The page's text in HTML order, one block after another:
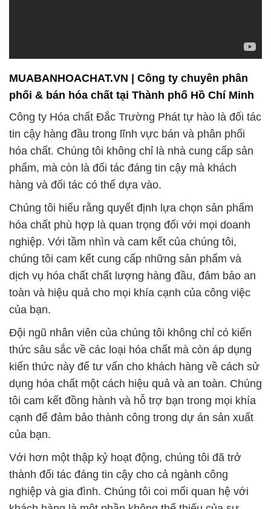
Chúng tôi hiểu rằng quyết định lựa chọn sản phẩm
hóa chất phù hợp là quan trọng đối với mọi doanh
nghiệp. Với tầm nhìn và cam kết của chúng tôi,
chúng tôi cam kết cung cấp những sản phẩm và
dịch vụ hóa chất chất lượng hàng đầu, đảm bảo an
toàn và hiệu quả cho mọi khía cạnh của công việc
của bạn.
Đội ngũ nhân viên của chúng tôi không chỉ có kiến
thức sâu sắc về các loại hóa chất mà còn áp dụng
kiến thức này để tư vấn cho khách hàng về cách sử
dụng hóa chất một cách hiệu quả và an toàn. Chúng
tôi cam kết đồng hành và hỗ trợ bạn trong mọi khía
cạnh để đảm bảo thành công trong dự án sản xuất
của bạn.
Với hơn một thập kỷ hoạt động, chúng tôi đã trở
thành đối tác đáng tin cậy cho cả ngành công
nghiệp và gia đình. Chúng tôi coi mối quan hệ với
khách hàng là một phần không thể thiếu của sự
thành công. Chúng tôi luôn nỗ lực tối ưu hóa chi phí
để mang lại sản phẩm hóa chất với giá cả cạnh
tranh nhất, đồng nghĩa với việc bạn có thể tin tưởng
vào sự an toàn và bảo vệ của môi trường khi sử
Hãy liên hệ với Công ty Hóa chất Đắc Trường Phát
ngay hôm nay để trải nghiệm sự chuyên nghiệp và
cam kết với chất lượng mà chúng tôi luôn mang